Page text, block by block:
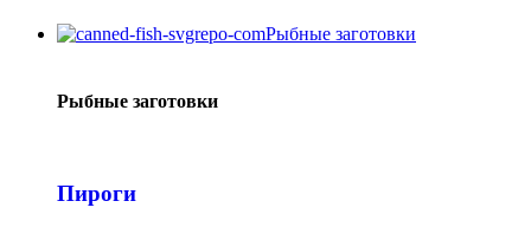
Рыбные заготовки
Рыбные заготовки
Пироги